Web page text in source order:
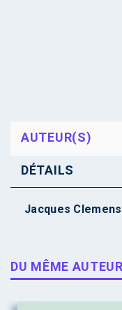
AUTEUR(S)
DÉTAILS
Jacques Clemens
DU MÊME AUTEUR